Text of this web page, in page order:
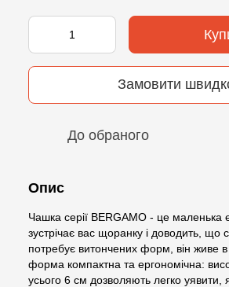
Замовити
До обраного
Опис
Чашка серії BERGAMO - це маленька
зустрічає вас щоранку і доводить, що
потребує витончених форм, він живе в
форма компактна та ергономічна:
усього 6 см дозволяють легко уявити,